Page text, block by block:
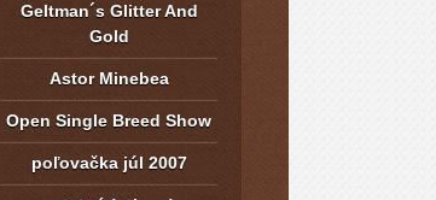
Geltman´s Glitter And
Gold
Astor Minebea
Open Single Breed Show
poľovačka júl 2007